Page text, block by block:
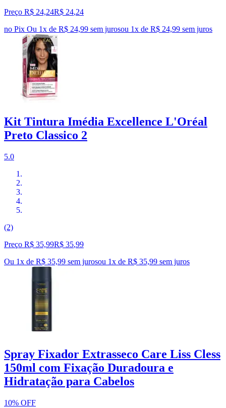
Preço R$ 24,24R$ 24,24
no Pix Ou 1x de R$ 24,99 sem jurosou 1x de R$ 24,99 sem juros
Kit Tintura Imédia Excellence L'Oréal
Preto Classico 2
5.0
(2)
Preço R$ 35,99R$ 35,99
Ou 1x de R$ 35,99 sem jurosou 1x de R$ 35,99 sem juros
Spray Fixador Extrasseco Care Liss Cless
150ml com Fixação Duradoura e
Hidratação para Cabelos
10% OFF